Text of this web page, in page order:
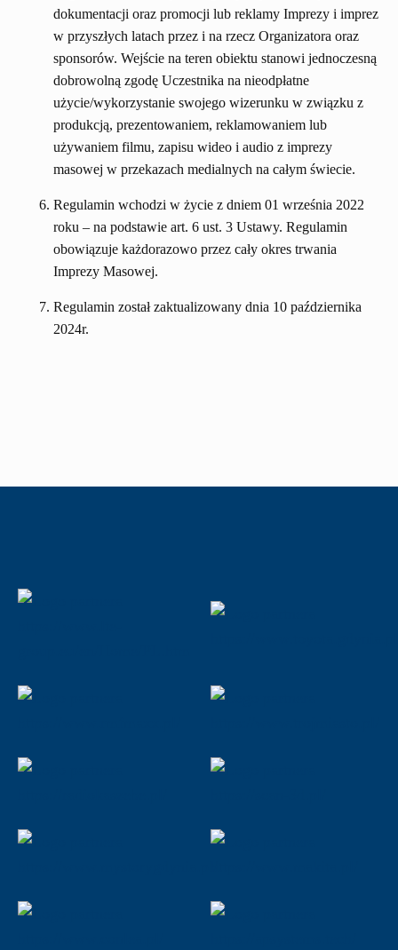
dokumentacji oraz promocji lub reklamy Imprezy i imprez
w przyszłych latach przez i na rzecz Organizatora oraz
sponsorów. Wejście na teren obiektu stanowi jednoczesną
dobrowolną zgodę Uczestnika na nieodpłatne
użycie/wykorzystanie swojego wizerunku w związku z
produkcją, prezentowaniem, reklamowaniem lub
używaniem filmu, zapisu wideo i audio z imprezy
masowej w przekazach medialnych na całym świecie.
Regulamin wchodzi w życie z dniem 01 września 2022
roku – na podstawie art. 6 ust. 3 Ustawy. Regulamin
obowiązuje każdorazowo przez cały okres trwania
Imprezy Masowej.
Regulamin został zaktualizowany dnia 10 października
2024r.